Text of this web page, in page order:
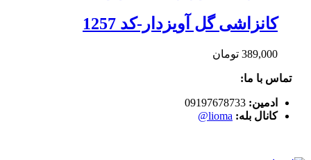
کانزاشی گل آویزدار-کد 1257
389,000 تومان
تماس با ما:
ادمین:
کانال بله: lioma@